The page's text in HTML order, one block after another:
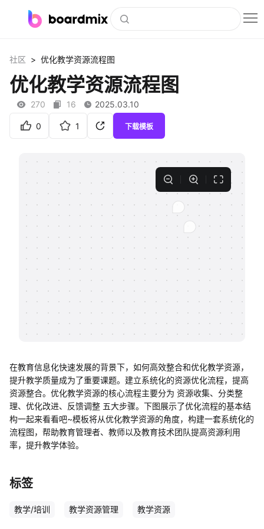
社区资源
下载
客户案例
支持
帮助中心
知识分享社区
社区 > 优化教学资源流程图
优化教学资源流程图
270 16 2025.03.10
0 1 下载模板
在教育信息化快速发展的背景下，如何高效整合和优化教学资源，
提升教学质量成为了重要课题。建立系统化的资源优化流程，提高
资源整合。优化教学资源的核心流程主要分为 资源收集、分类整
理、优化改进、反馈调整 五大步骤。下图展示了优化流程的基本结
构一起来看看吧~模板将从优化教学资源的角度，构建一套系统化的
流程图，帮助教育管理者、教师以及教育技术团队提高资源利用
率，提升教学体验。
标签
教学/培训 教学资源管理 教学资源